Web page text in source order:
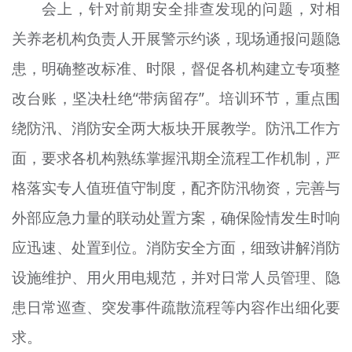
会上，针对前期安全排查发现的问题，对相
关养老机构负责人开展警示约谈，现场通报问题隐
患，明确整改标准、时限，督促各机构建立专项整
改台账，坚决杜绝“带病留存”。培训环节，重点围
绕防汛、消防安全两大板块开展教学。防汛工作方
面，要求各机构熟练掌握汛期全流程工作机制，严
格落实专人值班值守制度，配齐防汛物资，完善与
外部应急力量的联动处置方案，确保险情发生时响
应迅速、处置到位。消防安全方面，细致讲解消防
设施维护、用火用电规范，并对日常人员管理、隐
患日常巡查、突发事件疏散流程等内容作出细化要
求。